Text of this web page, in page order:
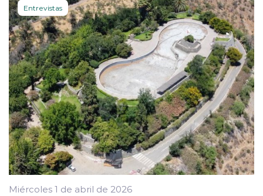
Entrevistas
Miércoles 1 de abril de 2026